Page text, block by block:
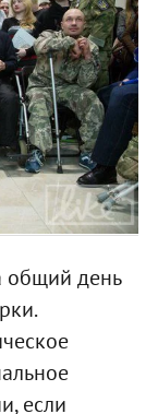
общий день
если